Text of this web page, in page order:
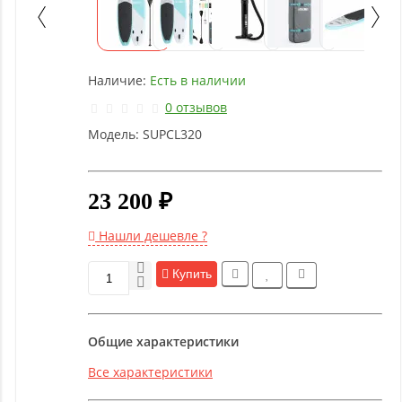
Детское
оборудование
Рукоятки
фитнес
оборудование
тренинг
Наличие: Есть в наличии
0 отзывов
Модель: SUPCL320
23 200 ₽
Нашли дешевле ?
Купить
Общие характеристики
Все характеристики